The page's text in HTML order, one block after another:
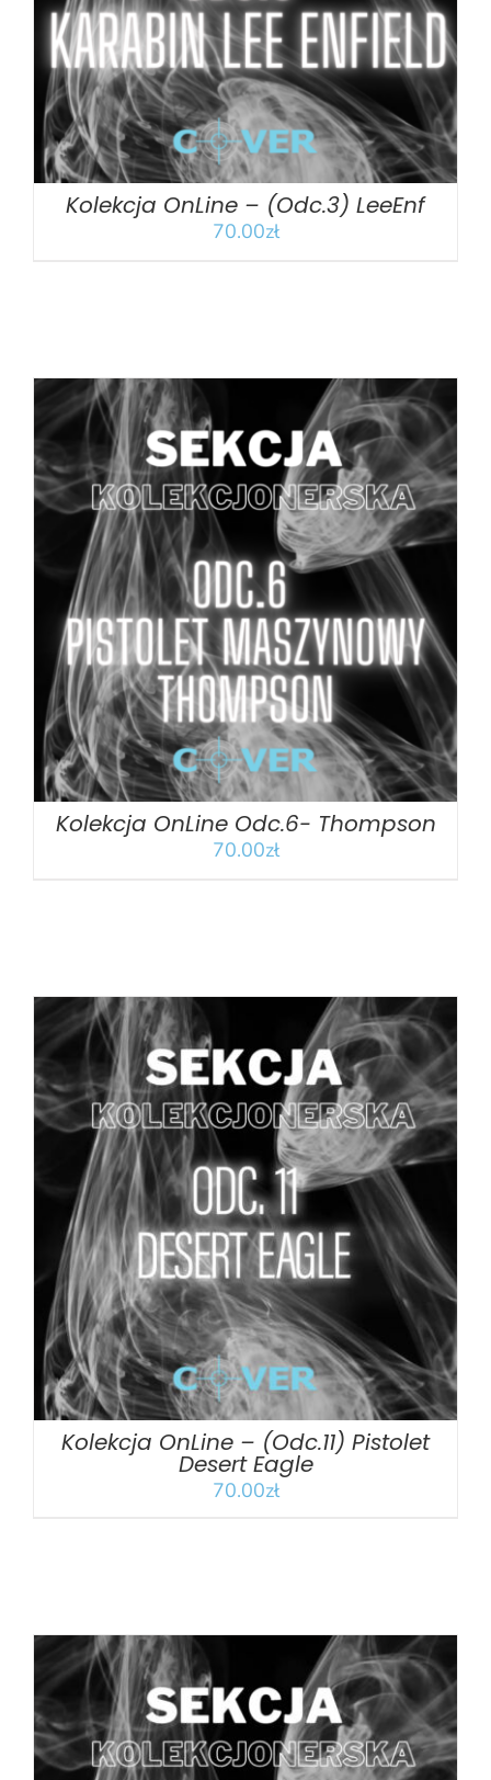
Kolekcja OnLine – (Odc.3) LeeEnf
70.00zł
DODAJ DO KOSZYKA SZCZEGÓŁY
Kolekcja OnLine Odc.6- Thompson
70.00zł
DODAJ DO KOSZYKA SZCZEGÓŁY
Kolekcja OnLine – (Odc.11) Pistolet
Desert Eagle
70.00zł